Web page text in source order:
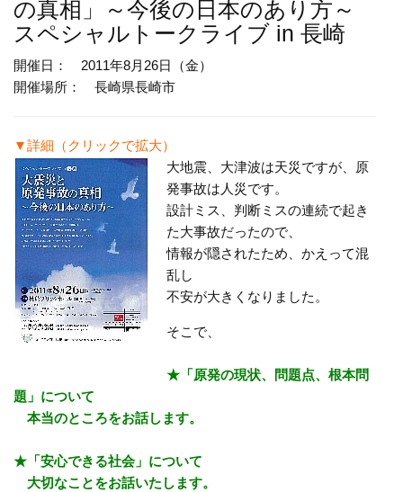
の真相」～今後の日本のあり方～
スペシャルトークライブ in 長崎
開催日： 2011年8月26日（金）
開催場所： 長崎県長崎市
▼詳細（クリックで拡大）
大地震、大津波は天災ですが、原
発事故は人災です。
設計ミス、判断ミスの連続で起き
た大事故だったので、
情報が隠されたため、かえって混
乱し
不安が大きくなりました。
そこで、
★「原発の現状、問題点、根本問
題」について
本当のところをお話します。
★「安心できる社会」について
大切なことをお話いたします。